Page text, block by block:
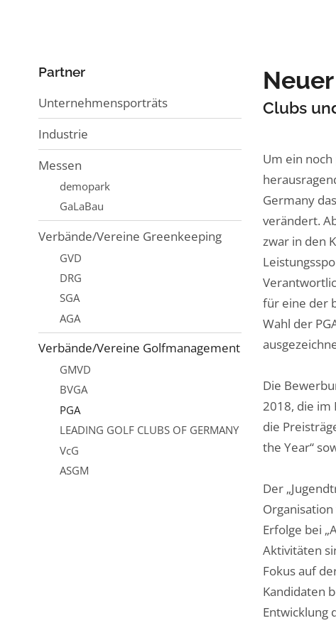
Clubs
Um ein
Germany
verändert.
zwar in den
für eine der
Wahl der
Die
2018, die im
die
the Year“
Der
Erfolge bei
Aktivitäten
Fokus auf
Kandidaten
Entwicklung
Partner
Unternehmensporträts
Industrie
Messen
demopark
GaLaBau
Verbände/Vereine Greenkeeping
GVD
DRG
SGA
AGA
Verbände/Vereine Golfmanagement
GMVD
BVGA
PGA
LEADING GOLF CLUBS OF GERMANY
VcG
ASGM